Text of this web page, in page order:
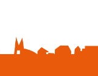
de ontbindende